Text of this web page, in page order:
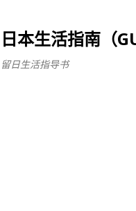
日本生活指南（
留日生活指导书